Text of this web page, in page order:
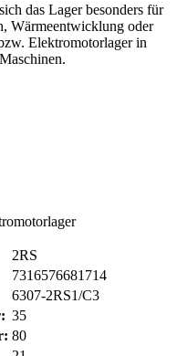
das Lager besonders für
Wärmeentwicklung oder
Elektromotorlager in
2RS
7316576681714
6307-2RS1/C3
35
80